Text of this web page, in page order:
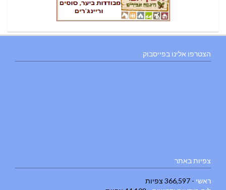
הצטרפו אלינו בפייסבוק
צפיות באתר
ראשי - 366,597 צפיות